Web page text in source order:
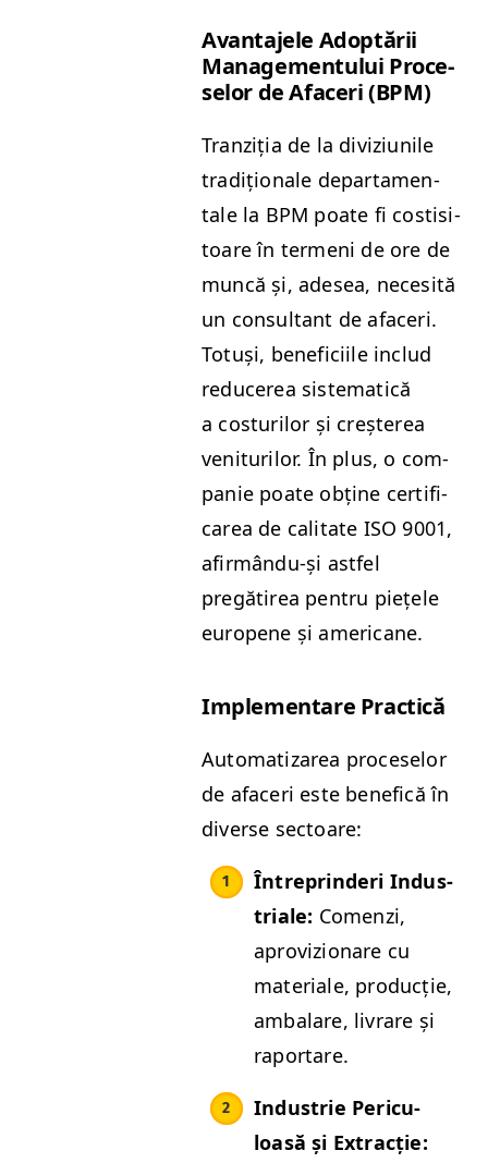
Avan­ta­jele Adop­tării
Man­age­men­tu­lui Pro­ce­
selor de Afac­eri (BPM)
Tranz­iția de la diviz­iu­nile
tradiționale depar­ta­men­
tale la BPM poate fi costisi­
toare în ter­meni de ore de
muncă și, ade­sea, nece­sită
un con­sul­tant de afac­eri.
Totuși, ben­efici­ile includ
reduc­erea sis­tem­at­ică
a cos­turilor și creșterea
ven­i­turilor. În plus, o com­
panie poate obține cer­ti­fi­
carea de cal­i­tate ISO 9001,
afir­mân­du-și ast­fel
pregătirea pen­tru piețele
europene și americane.
Imple­mentare Practică
Autom­a­ti­zarea pro­ce­selor
de afac­eri este benefică în
diverse sectoare:
Între­prinderi Indus­
tri­ale: Comen­zi,
aprovizionare cu
mate­ri­ale, pro­ducție,
ambalare, livrare și
raportare.
Indus­trie Per­icu­
loasă și Extracție: